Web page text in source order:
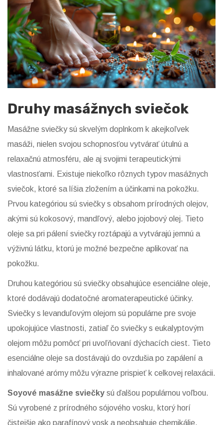
Druhy masážnych sviečok
Masážne sviečky sú skvelým doplnkom k akejkoľvek
masáži, nielen svojou schopnosťou vytvárať útulnú a
relaxačnú atmosféru, ale aj svojimi terapeutickými
vlastnosťami. Existuje niekoľko rôznych typov masážnych
sviečok, ktoré sa líšia zložením a účinkami na pokožku.
Prvou kategóriou sú sviečky s obsahom prírodných olejov,
akými sú kokosový, mandľový, alebo jojobový olej. Tieto
oleje sa pri pálení sviečky roztápajú a vytvárajú jemnú a
výživnú látku, ktorú je možné bezpečne aplikovať na
pokožku.
Druhou kategóriou sú sviečky obsahujúce esenciálne oleje,
ktoré dodávajú dodatočné aromaterapeutické účinky.
Sviečky s levanduľovým olejom sú populárne pre svoje
upokojujúce vlastnosti, zatiaľ čo sviečky s eukalyptovým
olejom môžu pomôcť pri uvoľňovaní dýchacích ciest. Tieto
esenciálne oleje sa dostávajú do ovzdušia po zapálení a
inhalované arómy môžu výrazne prispieť k celkovej relaxácii.
Soyové masážne sviečky sú ďalšou populárnou voľbou.
Sú vyrobené z prírodného sójového vosku, ktorý horí
čistejšie ako parafínový vosk a neobsahuje chemikálie.